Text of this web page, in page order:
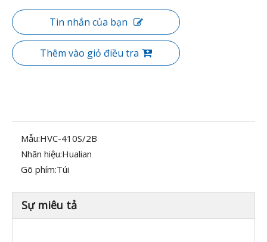
Tin nhắn của bạn
Thêm vào giỏ điều tra
Mẫu:HVC-410S/2B
Nhãn hiệu:Hualian
Gõ phím:Túi
Sự miêu tả